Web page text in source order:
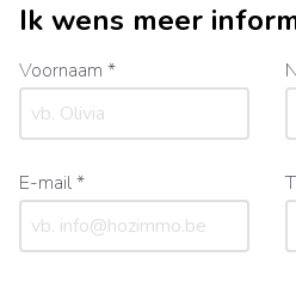
Ik wens meer
Voornaam *
E-mail *